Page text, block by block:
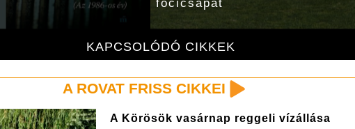
KAPCSOLÓDÓ CIKKEK
focicsapat
A ROVAT FRISS CIKKEI
A Körösök vasárnap reggeli vízállása